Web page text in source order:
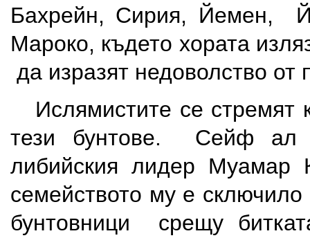
Бахрейн, Сирия, Йемен,
Мароко, където хората
да изразят недоволство от
Ислямистите се стремят
тези бунтове. Сейф ал
либийския лидер Муамар
семейството му е
бунтовници срещу